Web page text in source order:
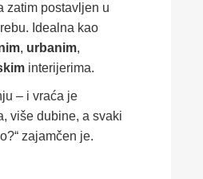
zatim postavljen u
Idealna kao
, urbanim,
interijerima.
– i vraća je
više dubine, a svaki
zajamčen je.